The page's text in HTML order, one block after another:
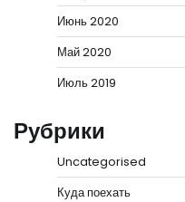
Июнь 2020
Май 2020
Июль 2019
Рубрики
Uncategorised
Куда поехать